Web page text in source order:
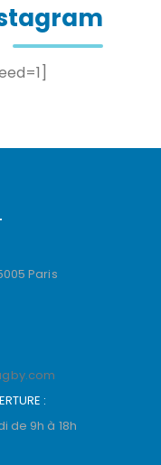
Paris
:
de 9h à 18h